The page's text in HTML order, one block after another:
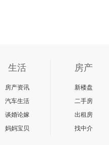
生活
房产资讯
汽车生活
谈婚论嫁
妈妈宝贝
房产
新楼盘
二手房
出租房
找中介